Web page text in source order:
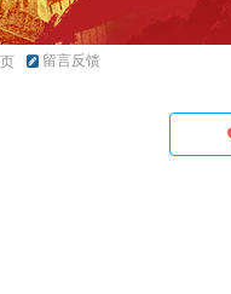
留言反馈